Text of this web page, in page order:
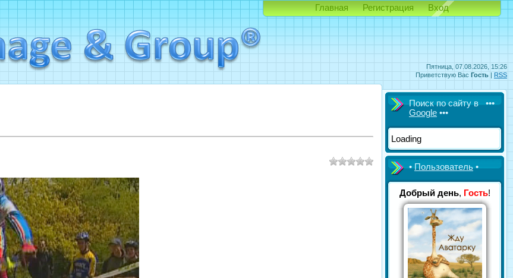
Пятница, 07.08.2026, 15:26
Приветствую Вас Гость | RSS
Главная Регистрация Вход
Поиск по сайту в •••
Google •••
Loading
•Пользователь•
Добрый день, Гость!